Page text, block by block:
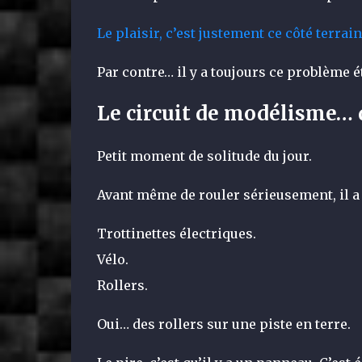
Le plaisir, c’est justement ce côté
Par contre… il y a toujours ce problème
Le circuit de
Petit moment de solitude du jour.
Avant même de rouler sérieusement,
Trottinettes électriques.
Vélo.
Rollers.
Oui… des rollers sur une piste en terre.